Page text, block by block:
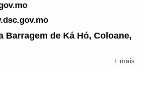
Barragem de Ká Hó, Coloane,
+ mais